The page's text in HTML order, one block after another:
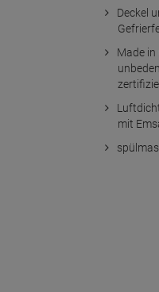
Deckel
Made in
mit